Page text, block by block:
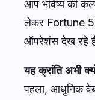
आप भविष्य की
लेकर Fortune
ऑपरेशंस देख रहे
यह क्रांति अभी
पहला, आधुनिक